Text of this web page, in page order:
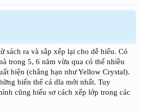
sách ra và sắp xếp lại cho dễ hiểu. Có
trong 5, 6 năm vừa qua có thể nhiều
hiện (chẳng hạn như Yellow Crystal).
biến thể cá dĩa mới nhất. Tuy
cũng hiểu sơ cách xếp lớp trong các